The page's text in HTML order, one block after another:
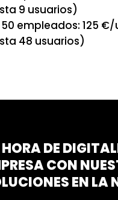
9 usuarios)
50 empleados: 125
48 usuarios)
HORA DE
CON
EN LA